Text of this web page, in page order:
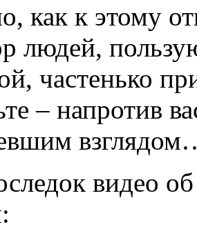
как к этому
людей,
частенько
– напротив
видео